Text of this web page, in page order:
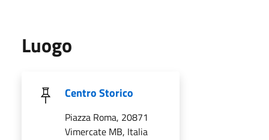
Luogo
Centro Storico
Piazza Roma, 20871
Vimercate MB, Italia